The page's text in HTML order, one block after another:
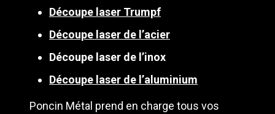
Découpe laser Trumpf
Découpe laser de l’acier
Découpe laser de l’inox
Découpe laser de l’aluminium
Poncin Métal prend en charge tous vos